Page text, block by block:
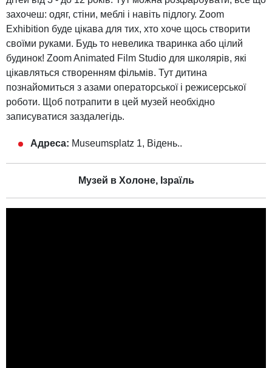
захочеш: одяг, стіни, меблі і навіть підлогу. Zoom
Exhibition буде цікава для тих, хто хоче щось створити
своїми руками. Будь то невелика тваринка або цілий
будинок! Zoom Animated Film Studio для школярів, які
цікавляться створенням фільмів. Тут дитина
познайомиться з азами операторської і режисерської
роботи. Щоб потрапити в цей музей необхідно
записуватися заздалегідь.
Адреса: Museumsplatz 1, Відень..
Музей в Холоне, Ізраїль